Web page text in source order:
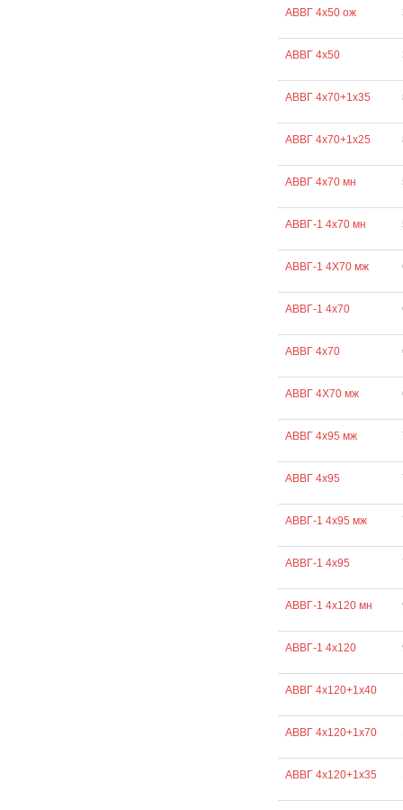
АВВГ 4х50 ож
АВВГ 4х50
АВВГ 4х70+1х35
АВВГ 4х70+1х25
АВВГ 4х70 мн
АВВГ-1 4х70 мн
АВВГ-1 4Х70 мж
АВВГ-1 4х70
АВВГ 4х70
АВВГ 4Х70 мж
АВВГ 4х95 мж
АВВГ 4х95
АВВГ-1 4х95 мж
АВВГ-1 4х95
АВВГ-1 4х120 мн
АВВГ-1 4х120
АВВГ 4х120+1х40
АВВГ 4х120+1х70
АВВГ 4х120+1х35